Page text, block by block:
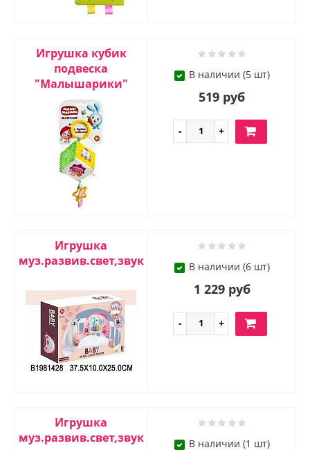
Игрушка кубик
подвеска
"Малышарики"
В наличии (5 шт)
519 руб
Игрушка
муз.развив.свет,звук
В наличии (6 шт)
1 229 руб
Игрушка
муз.развив.свет,звук
В наличии (1 шт)